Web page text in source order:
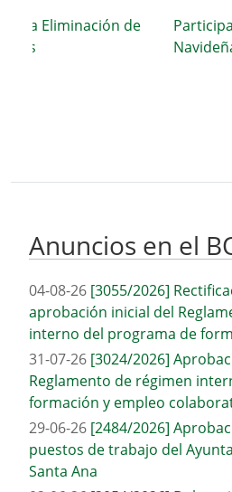
la Eliminación de
Navideña!
Anuncios en el
04-08-26 [3055/2026]
aprobación inicial del
interno del programa de
31-07-26 [3024/2026]
Reglamento de régimen
formación y empleo
29-06-26 [2484/2026]
puestos de trabajo del
Santa Ana